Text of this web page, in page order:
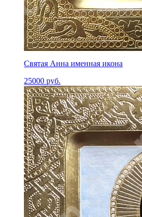
Святая Анна именная икона
25000 руб.